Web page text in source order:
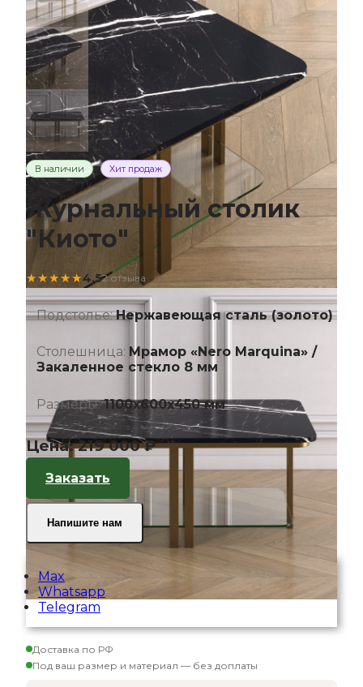
В наличии Хит продаж
Журнальный столик
"Киото"
★★★★★4.52 отзыва
Подстолье:Нержавеющая сталь (золото)
Столешница: Мрамор «Nero Marquina» /
Закаленное стекло 8 мм
Размеры:1100х600х450 мм
Цена:219 000 ₽
Заказать
Напишите нам
Max
Whatsapp
Telegram
Доставка по РФ
Под ваш размер и материал — без доплаты